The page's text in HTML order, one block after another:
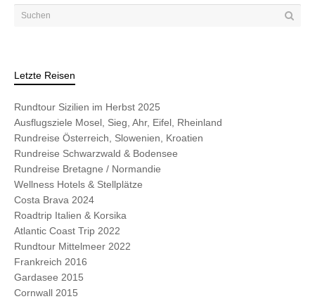
Letzte Reisen
Rundtour Sizilien im Herbst 2025
Ausflugsziele Mosel, Sieg, Ahr, Eifel, Rheinland
Rundreise Österreich, Slowenien, Kroatien
Rundreise Schwarzwald & Bodensee
Rundreise Bretagne / Normandie
Wellness Hotels & Stellplätze
Costa Brava 2024
Roadtrip Italien & Korsika
Atlantic Coast Trip 2022
Rundtour Mittelmeer 2022
Frankreich 2016
Gardasee 2015
Cornwall 2015